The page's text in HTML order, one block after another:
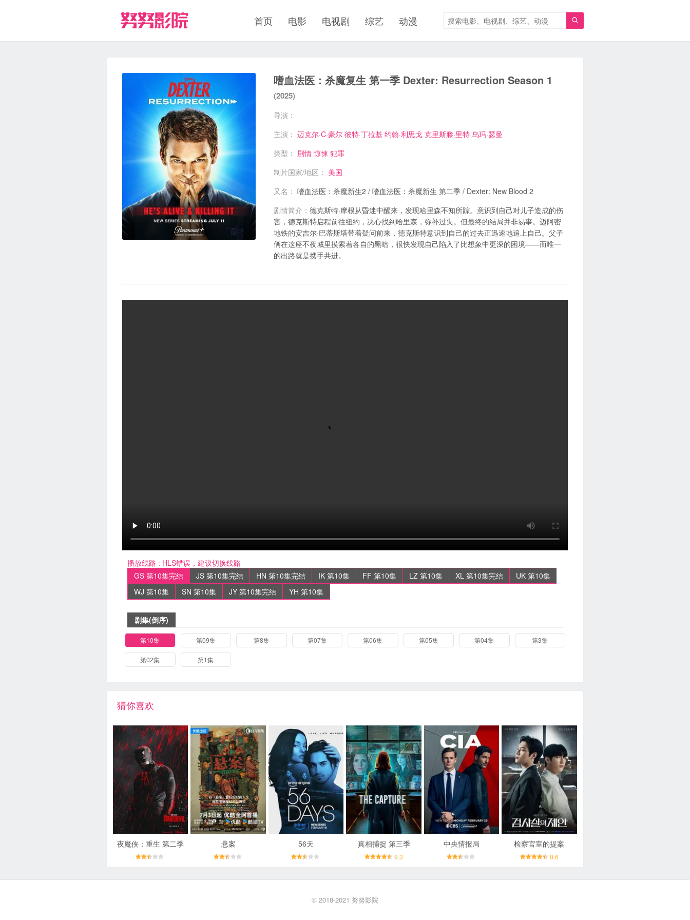

首页 电影 电视剧 综艺 动漫
嗜血法医：杀魔复生 第一季 Dexter: Resurrection Season 1
(2025)
导演：
主演： 迈克尔·C·豪尔 彼特·丁拉基 约翰·利思戈 克里斯滕·里特 乌玛·瑟曼
类型： 剧情 惊悚 犯罪
制片国家/地区： 美国
又名： 嗜血法医：杀魔新生2 / 嗜血法医：杀魔新生 第二季 / Dexter: New Blood 2
剧情简介： 德克斯特·摩根从昏迷中醒来，发现哈里森不知所踪。意识到自己对儿子造成的伤
害，德克斯特启程前往纽约，决心找到哈里森，弥补过失。但最终的结局并非易事。迈阿密
地铁的安吉尔·巴蒂斯塔带着疑问前来，德克斯特意识到自己的过去正迅速地追上自己。父子
俩在这座不夜城里摸索着各自的黑暗，很快发现自己陷入了比想象中更深的困境——而唯一
的出路就是携手共进。
播放线路 : HLS错误，建议切换线路
GS 第10集完结
JS 第10集完结 HN 第10集完结 IK 第10集 FF 第10集 LZ 第10集 XL 第10集完结
UK 第10集
WJ 第10集
SN 第10集 JY 第10集完结 YH 第10集
剧集(倒序)
第10集 第09集 第8集 第07集 第06集 第05集 第04集 第3集
第02集 第1集
猜你喜欢
夜魔侠：重生 第二季 悬案 56天 真相捕捉 第三季
9.3
中央情报局 检察官室的提案
8.6
© 2018-2021 努努影院